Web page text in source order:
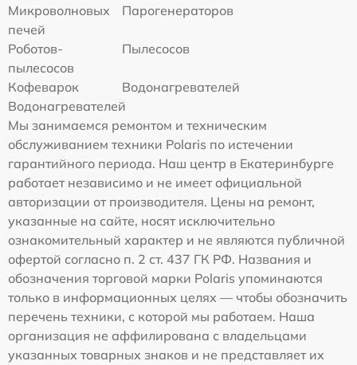
Микроволновых
печей
Парогенераторов
Роботов-
пылесосов
Пылесосов
Кофеварок
Водонагревателей
Водонагревателей
Мы занимаемся ремонтом и техническим
обслуживанием техники Polaris по истечении
гарантийного периода. Наш центр в Екатеринбурге
работает независимо и не имеет официальной
авторизации от производителя. Цены на ремонт,
указанные на сайте, носят исключительно
ознакомительный характер и не являются публичной
офертой согласно п. 2 ст. 437 ГК РФ. Названия и
обозначения торговой марки Polaris упоминаются
только в информационных целях — чтобы обозначить
перечень техники, с которой мы работаем. Наша
организация не аффилирована с владельцами
указанных товарных знаков и не представляет их